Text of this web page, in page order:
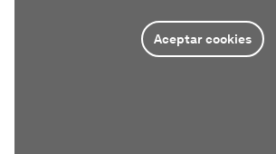
Aceptar cookies